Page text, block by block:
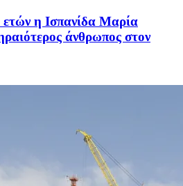
ετών η Ισπανίδα Μαρία
άνθρωπος στον